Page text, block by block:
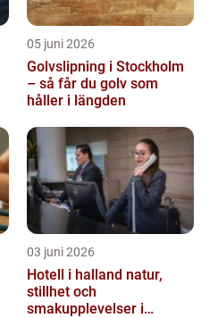
05 juni 2026
Golvslipning i Stockholm
– så får du golv som
håller i längden
03 juni 2026
Hotell i halland natur,
stillhet och
smakupplevelser i